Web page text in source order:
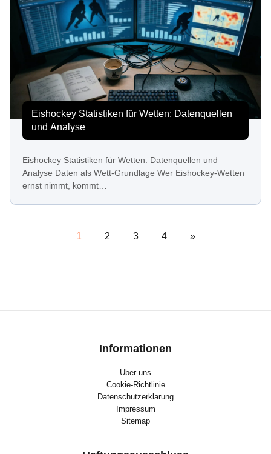
Eishockey Statistiken für Wetten: Datenquellen
und Analyse
Eishockey Statistiken für Wetten: Datenquellen und
Analyse Daten als Wett-Grundlage Wer Eishockey-Wetten
ernst nimmt, kommt…
1 2 3 4 »
Informationen
Uber uns
Cookie-Richtlinie
Datenschutzerklarung
Impressum
Sitemap